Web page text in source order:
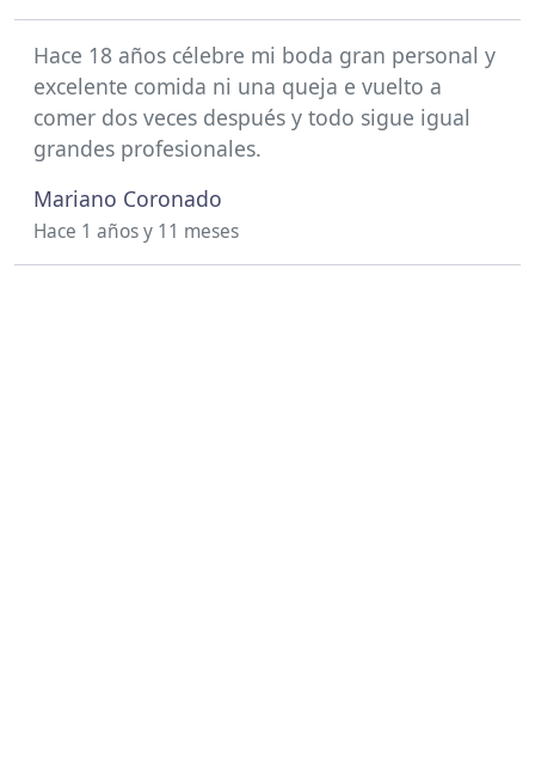
Hace 18 años célebre mi boda gran personal y
excelente comida ni una queja e vuelto a
comer dos veces después y todo sigue igual
grandes profesionales.
Mariano Coronado
Hace 1 años y 11 meses